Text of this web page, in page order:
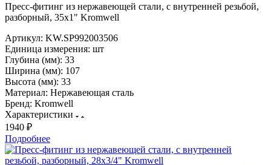
Пресс-фитинг из нержавеющей стали, с внутренней резьбой,
разборный, 35х1" Kromwell
Артикул: KW.SP992003506
Единица измерения: шт
Глубина (мм): 33
Ширина (мм): 107
Высота (мм): 33
Материал: Нержавеющая сталь
Бренд: Kromwell
Характеристики
1940 ₽
Подробнее